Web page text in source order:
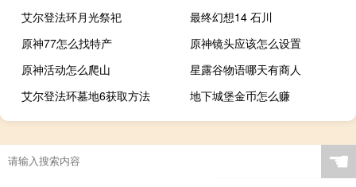
艾尔登法环月光祭祀
最终幻想14 石川
原神77怎么找特产
原神镜头应该怎么设置
原神活动怎么爬山
星露谷物语哪天有商人
艾尔登法环墓地6获取方法
地下城堡金币怎么赚
☚